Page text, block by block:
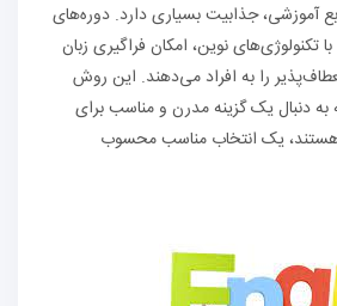
آموزشی، جذابیت بسیاری دارد. دوره‌های
تکنولوژی‌های نوین، امکان فراگیری زبان
را به افراد می‌دهند. این روش
به دنبال یک گزینه مدرن و مناسب برای
هستند، یک انتخاب مناسب محسوب